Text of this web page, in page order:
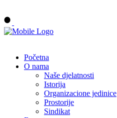
Početna
O nama
Naše djelatnosti
Istorija
Organizacione jedinice
Prostorije
Sindikat